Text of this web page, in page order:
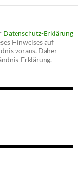
Datenschutz-Erklärung
Hinweises auf
voraus. Daher
Erklärung.